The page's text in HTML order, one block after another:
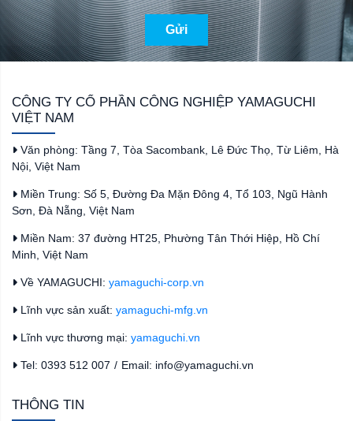
Gửi
CÔNG TY CỔ PHẦN CÔNG NGHIỆP YAMAGUCHI
VIỆT NAM
Văn phòng: Tầng 7, Tòa Sacombank, Lê Đức Thọ, Từ Liêm, Hà
Nội, Việt Nam
Miền Trung: Số 5, Đường Đa Mặn Đông 4, Tổ 103, Ngũ Hành
Sơn, Đà Nẵng, Việt Nam
Miền Nam: 37 đường HT25, Phường Tân Thới Hiệp, Hồ Chí
Minh, Việt Nam
Về YAMAGUCHI: yamaguchi-corp.vn
Lĩnh vực sản xuất: yamaguchi-mfg.vn
Lĩnh vực thương mại: yamaguchi.vn
Tel: 0393 512 007 / Email: info@yamaguchi.vn
THÔNG TIN